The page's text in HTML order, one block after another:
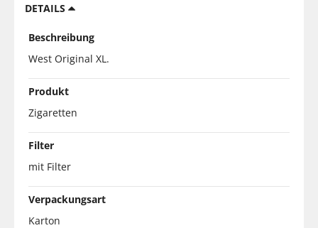
DETAILS
Beschreibung
West Original XL.
Produkt
Zigaretten
Filter
mit Filter
Verpackungsart
Karton